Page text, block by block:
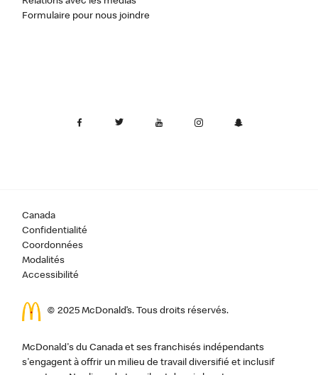
Formulaire pour nous joindre
Canada
Confidentialité
Coordonnées
Modalités
Accessibilité
© 2025 McDonald’s. Tous droits réservés.
McDonald's du Canada et ses franchisés indépendants
s'engagent à offrir un milieu de travail diversifié et inclusif